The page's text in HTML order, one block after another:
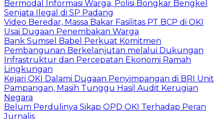
Bermodal Informasi Warga, Polisi Bongkar Bengkel
Senjata Ilegal di SP Padang
Video Beredar, Massa Bakar Fasilitas PT BCP di OKI
Usai Dugaan Penembakan Warga
Bank Sumsel Babel Perkuat Komitmen
Pembangunan Berkelanjutan melalui Dukungan
Infrastruktur dan Percepatan Ekonomi Ramah
Lingkungan
Kejari OKI Dalami Dugaan Penyimpangan di BRI Unit
Pampangan, Masih Tunggu Hasil Audit Kerugian
Negara
Belum Perdulinya Sikap OPD OKI Terhadap Peran
Jurnalis